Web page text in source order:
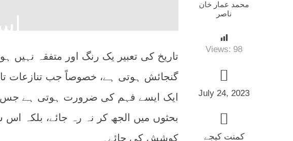
محمد عمار خان
ناصر
Views: 98
July 24, 2023
کمنت کیجے
تاریخ کی تعبیر یک رنگ اور متفقہ
گنجائش ہوتی ہے، خصوصاً‌ جب تنازعات
ایک ایسے فہم کی ضرورت ہوتی ہے
بحثوں میں الجھ کر نہ رہ جائے، بلکہ
کوشش کی جائے۔